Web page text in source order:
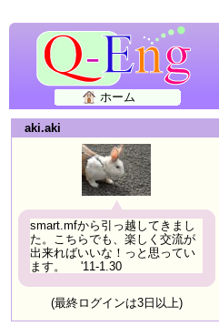
ホーム
aki.aki
smart.mfから引っ越してきまし
た。こちらでも、楽しく交流が
出来ればいいな！っと思ってい
ます。 '11-1.30
(最終ログインは3日以上)